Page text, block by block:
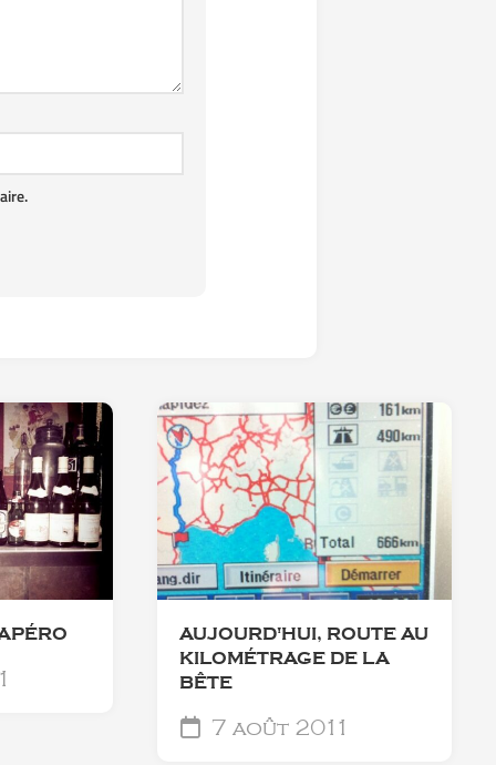
AUJOURD'HUI, ROUTE AU
KILOMÉTRAGE DE LA
BÊTE
7 août 2011